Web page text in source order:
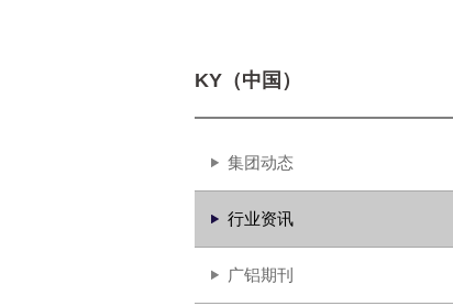
KY（中国）
集团动态
行业资讯
广铝期刊